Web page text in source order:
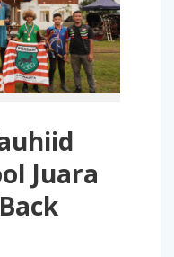
Juara